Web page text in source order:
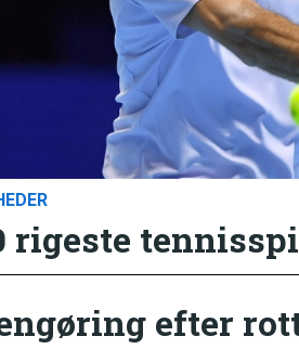
rigeste
efter